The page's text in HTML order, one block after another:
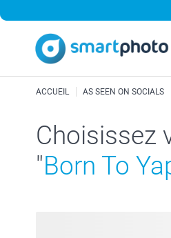
ACCUEIL AS SEEN ON SOCIALS
Choisissez
"Born To